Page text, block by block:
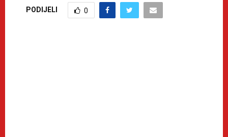
PODIJELI 0